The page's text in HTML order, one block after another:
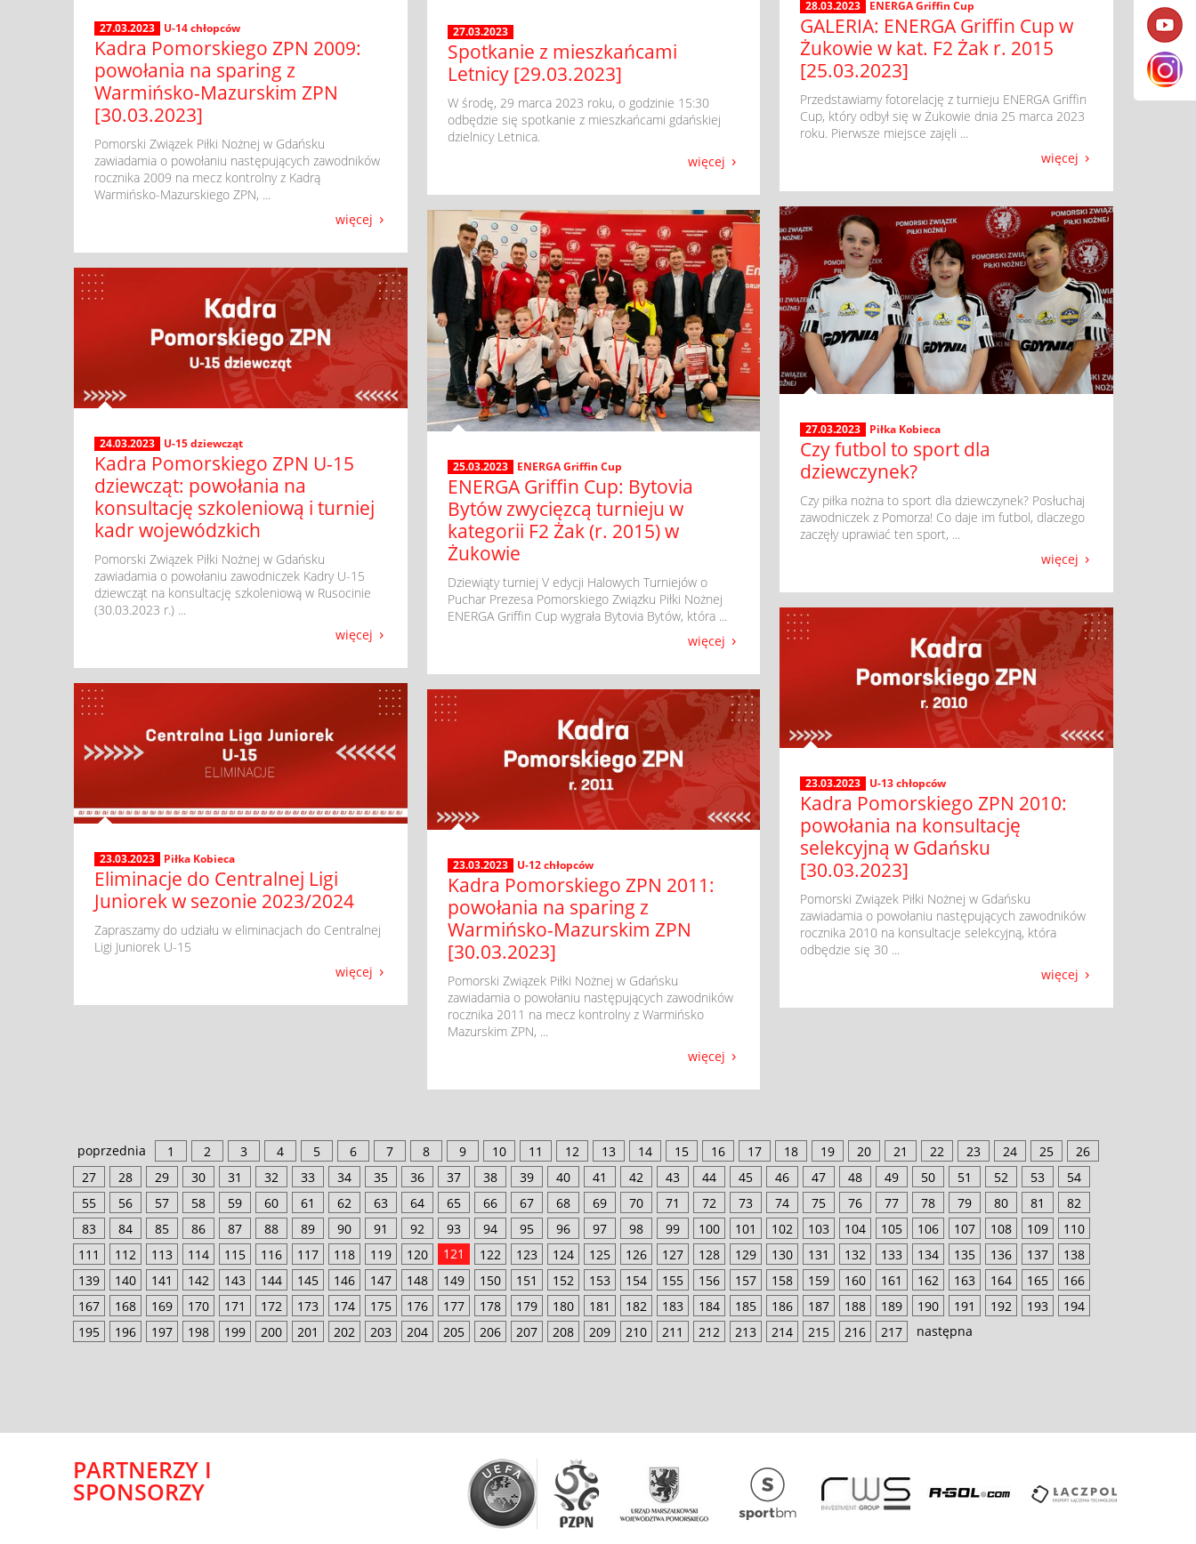
28.03.2023 ENERGA Griffin Cup
GALERIA: ENERGA Griffin Cup w
Żukowie w kat. F2 Żak r. 2015
[25.03.2023]
​ Przedstawiamy fotorelację z turnieju ENERGA Griffin
Cup, który odbył się w Żukowie dnia 25 marca 2023
roku. Pierwsze miejsce zajęli ...
więcej
27.03.2023
Spotkanie z mieszkańcami
Letnicy [29.03.2023]
​ W środę, 29 marca 2023 roku, o godzinie 15:30
odbędzie się spotkanie z mieszkańcami gdańskiej
dzielnicy Letnica.
więcej
27.03.2023 U-14 chłopców
Kadra Pomorskiego ZPN 2009:
powołania na sparing z
Warmińsko-Mazurskim ZPN
[30.03.2023]
​ Pomorski Związek Piłki Nożnej w Gdańsku
zawiadamia o powołaniu następujących zawodników
rocznika 2009 na mecz kontrolny z Kadrą
Warmińsko-Mazurskiego ZPN, ...
więcej
27.03.2023 Piłka Kobieca
Czy futbol to sport dla
dziewczynek?
​ Czy piłka nożna to sport dla dziewczynek? Posłuchaj
zawodniczek z Pomorza! Co daje im futbol, dlaczego
zaczęły uprawiać ten sport, ...
więcej
25.03.2023 ENERGA Griffin Cup
ENERGA Griffin Cup: Bytovia
Bytów zwycięzcą turnieju w
kategorii F2 Żak (r. 2015) w
Żukowie
​ Dziewiąty turniej V edycji Halowych Turniejów o
Puchar Prezesa Pomorskiego Związku Piłki Nożnej
ENERGA Griffin Cup wygrała Bytovia Bytów, która ...
więcej
24.03.2023 U-15 dziewcząt
Kadra Pomorskiego ZPN U-15
dziewcząt: powołania na
konsultację szkoleniową i turniej
kadr wojewódzkich
​ Pomorski Związek Piłki Nożnej w Gdańsku
zawiadamia o powołaniu zawodniczek Kadry U-15
dziewcząt na konsultację szkoleniową w Rusocinie
(30.03.2023 r.) ...
więcej
23.03.2023 U-13 chłopców
Kadra Pomorskiego ZPN 2010:
powołania na konsultację
selekcyjną w Gdańsku
[30.03.2023]
​ Pomorski Związek Piłki Nożnej w Gdańsku
zawiadamia o powołaniu następujących zawodników
rocznika 2010 na konsultacje selekcyjną, która
odbędzie się 30 ...
więcej
23.03.2023 Piłka Kobieca
Eliminacje do Centralnej Ligi
Juniorek w sezonie 2023/2024
​ Zapraszamy do udziału w eliminacjach do Centralnej
Ligi Juniorek U-15
więcej
23.03.2023 U-12 chłopców
Kadra Pomorskiego ZPN 2011:
powołania na sparing z
Warmińsko-Mazurskim ZPN
[30.03.2023]
​ Pomorski Związek Piłki Nożnej w Gdańsku
zawiadamia o powołaniu następujących zawodników
rocznika 2011 na mecz kontrolny z Warmińsko
Mazurskim ZPN, ...
więcej
poprzednia 1 2 3 4 5 6 7 8 9 10 11 12 13 14 15 16 17 18 19 20 21 22 23 24 25
26
27
28 29 30 31 32 33 34 35 36 37 38 39 40 41 42 43 44 45 46 47 48 49 50 51 52 53
54
55
56 57 58 59 60 61 62 63 64 65 66 67 68 69 70 71 72 73 74 75 76 77 78 79 80 81
82
83
84 85 86 87 88 89 90 91 92 93 94 95 96 97 98 99 100 101 102 103 104 105 106 107 108 109
110
111
112 113 114 115 116 117 118 119 120 121 122 123 124 125 126 127 128 129 130 131 132 133 134 135 136 137
138
139
140 141 142 143 144 145 146 147 148 149 150 151 152 153 154 155 156 157 158 159 160 161 162 163 164 165
166
167
168 169 170 171 172 173 174 175 176 177 178 179 180 181 182 183 184 185 186 187 188 189 190 191 192 193
194
195
196 197 198 199 200 201 202 203 204 205 206 207 208 209 210 211 212 213 214 215 216 217 następna
PARTNERZY I
SPONSORZY